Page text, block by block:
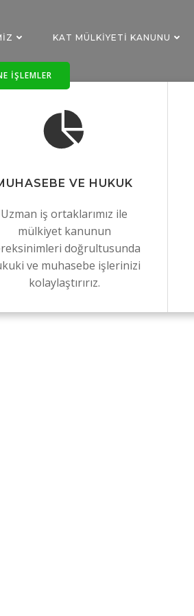
KAT MÜLKIYETI KANUNU
IŞLEMLER
VE HUKUK
Uzman iş ortaklarımız ile
mülkiyet kanunun
doğrultusunda
ve muhasebe işlerinizi
kolaylaştırırız.